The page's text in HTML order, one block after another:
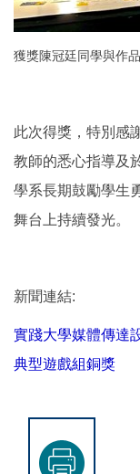
獲獎陳冠廷同學與作
此次得獎，特別感
教師的悉心指導及
學系長期鼓勵學生
舞台上持續發光。
新聞連結:
實踐大學媒體傳達
典型遊戲組銅獎